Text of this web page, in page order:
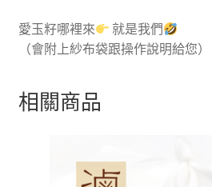
愛玉籽哪裡來
就是我們
（會附上紗布袋跟操作說明給您）
相關商品